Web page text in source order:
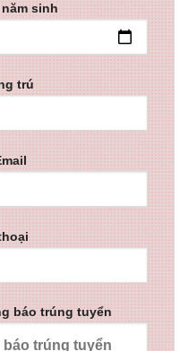
sinh
trú
báo trúng tuyển